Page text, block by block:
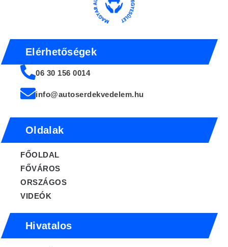
Elérhetőségek
06 30 156 0014
info@autoserdekvedelem.hu
FŐOLDAL
FŐVÁROS
ORSZÁGOS
VIDEÓK
Oldalak
Hivatalos